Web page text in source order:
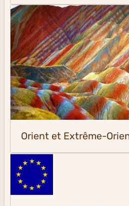
Orient et Extrême-